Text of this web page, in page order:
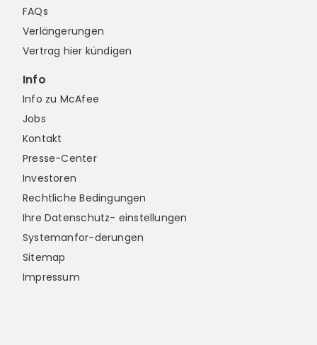
FAQs
Verlängerungen
Vertrag hier kündigen
Info
Info zu McAfee
Jobs
Kontakt
Presse-Center
Investoren
Rechtliche Bedingungen
Ihre Datenschutz- einstellungen
Systemanfor-derungen
Sitemap
Impressum